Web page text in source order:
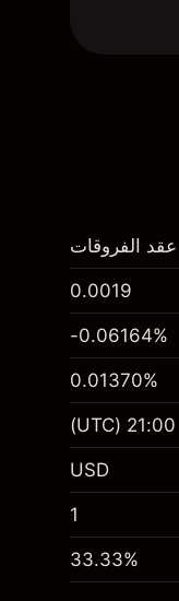
عقد الفروقات
0.0019
-0.06164%
0.01370%
21:00
(UTC)
USD
1
33.33%